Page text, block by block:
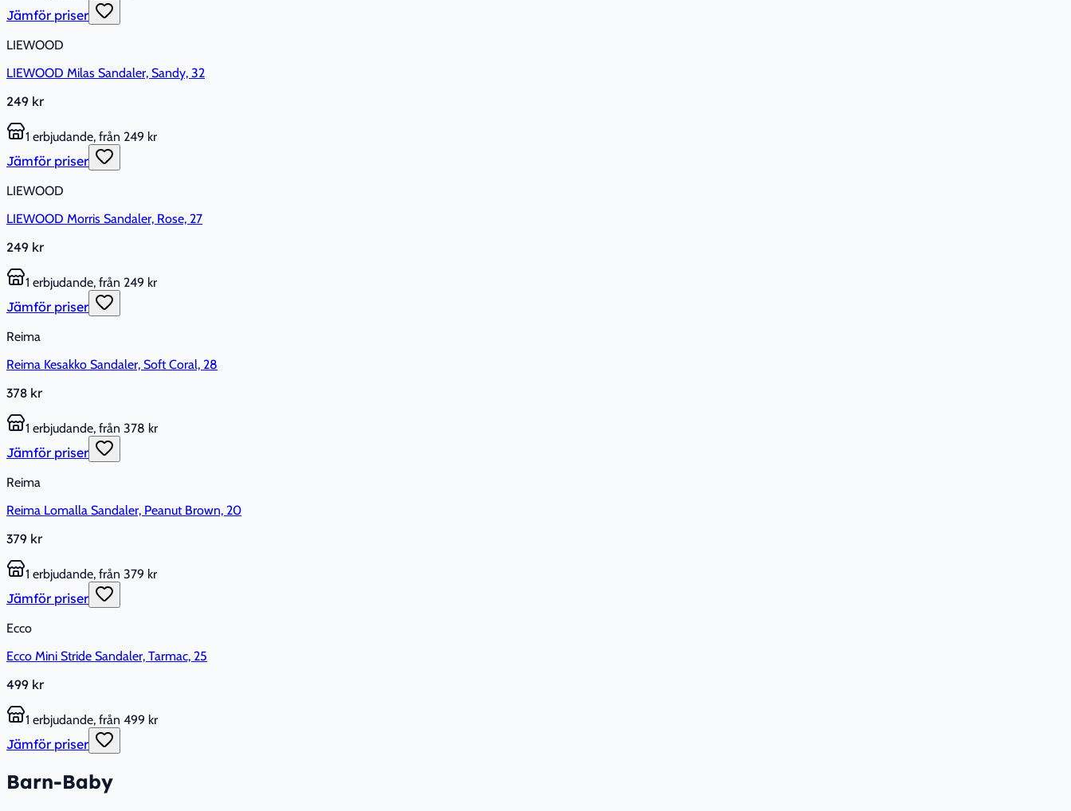
Jämför priser
LIEWOOD
LIEWOOD Milas Sandaler, Sandy, 32
249 kr
1 erbjudande, från 249 kr
Jämför priser
LIEWOOD
LIEWOOD Morris Sandaler, Rose, 27
249 kr
1 erbjudande, från 249 kr
Jämför priser
Reima
Reima Kesakko Sandaler, Soft Coral, 28
378 kr
1 erbjudande, från 378 kr
Jämför priser
Reima
Reima Lomalla Sandaler, Peanut Brown, 20
379 kr
1 erbjudande, från 379 kr
Jämför priser
Ecco
Ecco Mini Stride Sandaler, Tarmac, 25
499 kr
1 erbjudande, från 499 kr
Jämför priser
Barn-Baby